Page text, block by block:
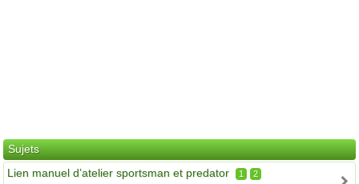
Sujets
Lien manuel d’atelier sportsman et predator
1
2